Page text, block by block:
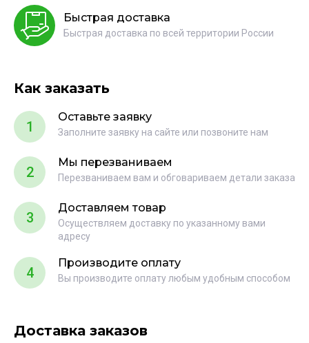
Быстрая доставка
Быстрая доставка по всей территории России
Как заказать
1
Оставьте заявку
Заполните заявку на сайте или позвоните нам
2
Мы перезваниваем
Перезваниваем вам и обговариваем детали заказа
3
Доставляем товар
Осуществляем доставку по указанному вами
адресу
4
Производите оплату
Вы производите оплату любым удобным способом
Доставка заказов